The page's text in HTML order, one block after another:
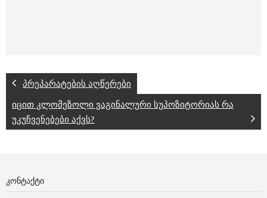
პრეპარატების აღწერები
იცით კლომეზოლი ვაგინალური სუპოზიტორიას რა
უკუჩვენებები აქვს?
ᲙᲝᲜᲢᲐᲥᲢᲘ